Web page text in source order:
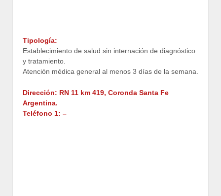
Tipología:
Establecimiento de salud sin internación de diagnóstico
y tratamiento.
Atención médica general al menos 3 días de la semana.
Dirección: RN 11 km 419, Coronda Santa Fe
Argentina.
Teléfono 1: –